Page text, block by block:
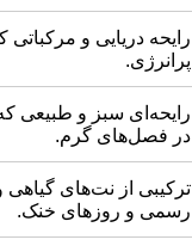
رایحه دریایی و
پرانرژی.
رایحه‌ای سبز و طبیعی
در فصل‌های گرم.
ترکیبی از نت‌های
رسمی و روزهای خنک.